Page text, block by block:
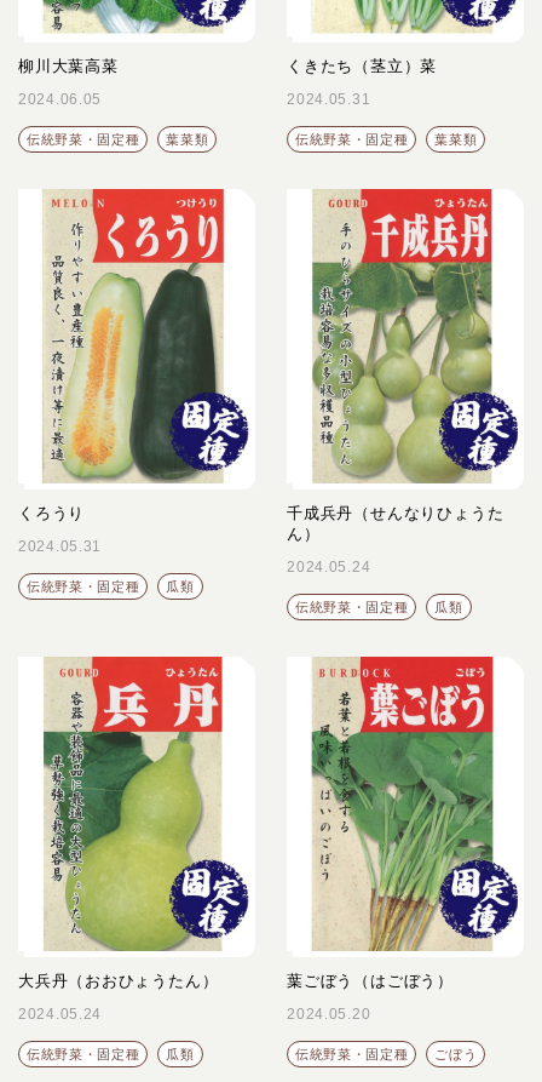
柳川大葉高菜
2024.06.05
伝統野菜・固定種 葉菜類
くきたち（茎立）菜
2024.05.31
伝統野菜・固定種 葉菜類
くろうり
2024.05.31
伝統野菜・固定種 瓜類
千成兵丹（せんなりひょうた
ん）
2024.05.24
伝統野菜・固定種 瓜類
大兵丹（おおひょうたん）
2024.05.24
伝統野菜・固定種 瓜類
葉ごぼう（はごぼう）
2024.05.20
伝統野菜・固定種 ごぼう